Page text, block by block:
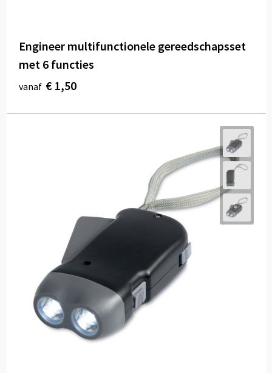
Engineer multifunctionele gereedschapsset
met 6 functies
vanaf € 1,50